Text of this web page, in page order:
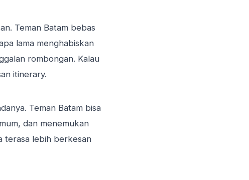
Teman Batam bebas
lama menghabiskan
rombongan. Kalau
itinerary.
Teman Batam bisa
dan menemukan
terasa lebih berkesan